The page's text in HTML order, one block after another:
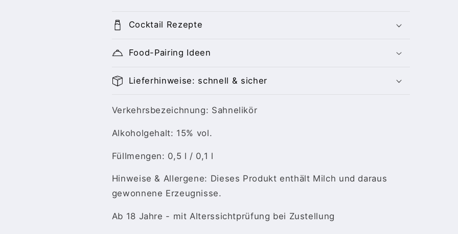
Cocktail Rezepte
Food-Pairing Ideen
Lieferhinweise: schnell & sicher
Verkehrsbezeichnung: Sahnelikör
Alkoholgehalt: 15% vol.
Füllmengen: 0,5 l / 0,1 l
Hinweise & Allergene: Dieses Produkt enthält Milch und daraus
gewonnene Erzeugnisse.
Ab 18 Jahre - mit Alterssichtprüfung bei Zustellung